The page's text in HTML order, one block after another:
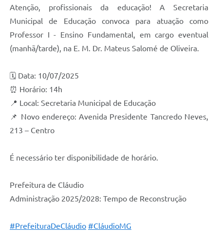
Atenção, profissionais da educação! A Secretaria
Municipal de Educação convoca para atuação como
Professor I - Ensino Fundamental, em cargo eventual
(manhã/tarde), na E. M. Dr. Mateus Salomé de Oliveira.
🗓 Data: 10/07/2025
⏰ Horário: 14h
📍 Local: Secretaria Municipal de Educação
📌 Novo endereço: Avenida Presidente Tancredo Neves,
213 – Centro
É necessário ter disponibilidade de horário.
Prefeitura de Cláudio
Administração 2025/2028: Tempo de Reconstrução
#PrefeituraDeCláudio #CláudioMG